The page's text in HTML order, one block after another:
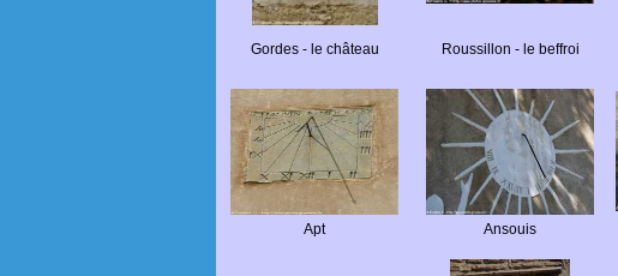
Gordes - le château Roussillon - le beffroi
Apt Ansouis